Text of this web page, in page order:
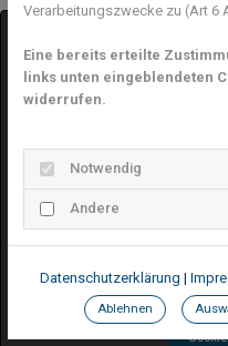
Aufgrund Ihrer
Modul
bitte Ihre Cookie-
Verarbeitungszwecke zu (Art 6
Eine bereits erteilte
links unten eingeblendeten
widerrufen.
Notwendig
Andere
Datenschutzerklärung |
Ablehnen